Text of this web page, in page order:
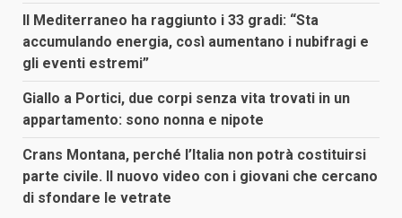
Il Mediterraneo ha raggiunto i 33 gradi: “Sta
accumulando energia, così aumentano i nubifragi e
gli eventi estremi”
Giallo a Portici, due corpi senza vita trovati in un
appartamento: sono nonna e nipote
Crans Montana, perché l’Italia non potrà costituirsi
parte civile. Il nuovo video con i giovani che cercano
di sfondare le vetrate